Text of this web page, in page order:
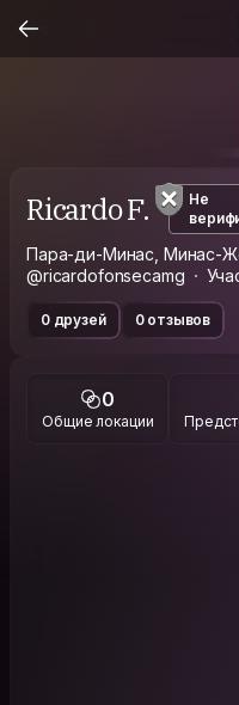
Ricardo F.
Не
Пара-ди-Минас, Минас-
@ricardofonsecamg
0 друзей 0 отзывов
0
Общие локации